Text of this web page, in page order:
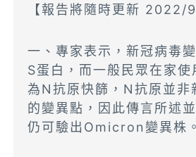
【報告將隨時更新 2022/
一、專家表示，新冠病毒
S蛋白，而一般民眾在家使
為N抗原快篩，N抗原並非
的變異點，因此傳言所述
仍可驗出Omicron變異株。